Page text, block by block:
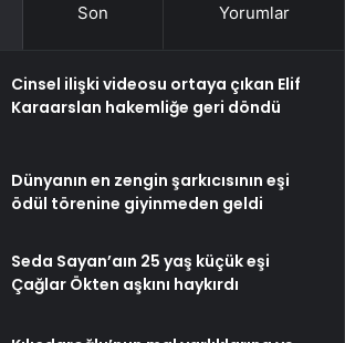
Son Yorumlar
Cinsel ilişki videosu ortaya çıkan Elif
Karaarslan hakemliğe geri döndü
Dünyanın en zengin şarkıcısının eşi
ödül törenine giyinmeden geldi
Seda Sayan’aın 25 yaş küçük eşi
Çağlar Ökten aşkını haykırdı